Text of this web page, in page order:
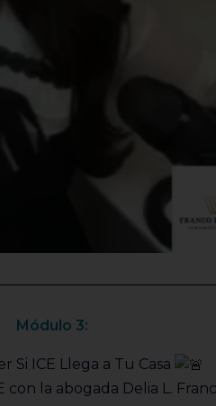
Módulo 3:
Si ICE Llega a Tu Casa
la abogada Delia L.